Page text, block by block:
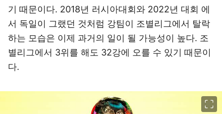
기 때문이다. 2018년 러시아대회와 2022년 대회 에
서 독일이 그랬던 것처럼 강팀이 조별리그에서 탈락
하는 모습은 이제 과거의 일이 될 가능성이 높다. 조
별리그에서 3위를 해도 32강에 오를 수 있기 때문이
다.